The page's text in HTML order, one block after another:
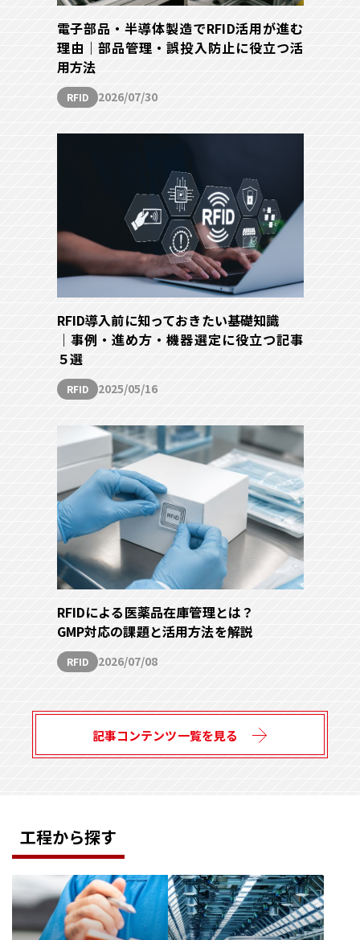
電子部品・半導体製造でRFID活用が進む
理由｜部品管理・誤投入防止に役立つ活
用方法
RFID 2026/07/30
RFID導入前に知っておきたい基礎知識
｜事例・進め方・機器選定に役立つ記事
５選
RFID 2025/05/16
RFIDによる医薬品在庫管理とは？
GMP対応の課題と活用方法を解説
RFID 2026/07/08
記事コンテンツ一覧を見る
工程から探す